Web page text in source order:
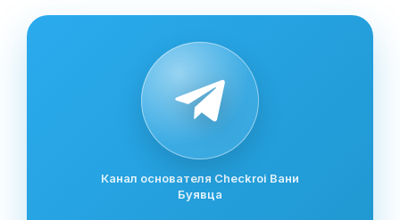
Канал основателя Checkroi Вани
Буявца